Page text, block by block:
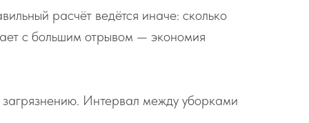
расчёт ведётся иначе: сколько
с большим отрывом — экономия
Интервал между уборками